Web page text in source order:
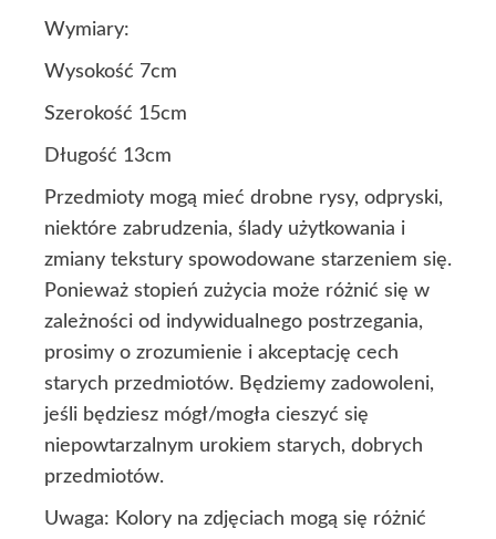
Wymiary:
Wysokość 7cm
Szerokość 15cm
Długość 13cm
Przedmioty mogą mieć drobne rysy, odpryski,
niektóre zabrudzenia, ślady użytkowania i
zmiany tekstury spowodowane starzeniem się.
Ponieważ stopień zużycia może różnić się w
zależności od indywidualnego postrzegania,
prosimy o zrozumienie i akceptację cech
starych przedmiotów. Będziemy zadowoleni,
jeśli będziesz mógł/mogła cieszyć się
niepowtarzalnym urokiem starych, dobrych
przedmiotów.
Uwaga: Kolory na zdjęciach mogą się różnić